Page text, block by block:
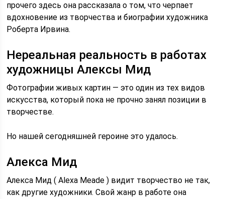
прочего здесь она рассказала о том, что черпает
вдохновение из творчества и биографии художника
Роберта Ирвина.
Нереальная реальность в работах
художницы Алексы Мид
Фотографии живых картин — это один из тех видов
искусства, который пока не прочно занял позиции в
творчестве.
Но нашей сегодняшней героине это удалось.
Алекса Мид
Алекса Мид ( Alexa Meade ) видит творчество не так,
как другие художники. Свой жанр в работе она